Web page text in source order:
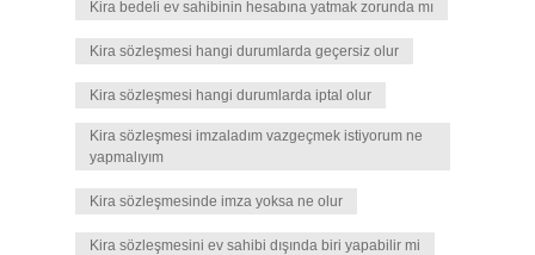
Kira bedeli ev sahibinin hesabına yatmak zorunda mı
Kira sözleşmesi hangi durumlarda geçersiz olur
Kira sözleşmesi hangi durumlarda iptal olur
Kira sözleşmesi imzaladım vazgeçmek istiyorum ne
yapmalıyım
Kira sözleşmesinde imza yoksa ne olur
Kira sözleşmesini ev sahibi dışında biri yapabilir mi